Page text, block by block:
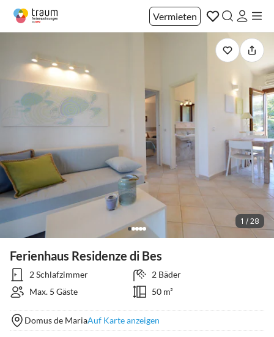
Vermieten
1 / 28
Ferienhaus Residenze di Bes
2 Schlafzimmer
2 Bäder
Max. 5 Gäste
50 m²
Domus de MariaAuf Karte anzeigen